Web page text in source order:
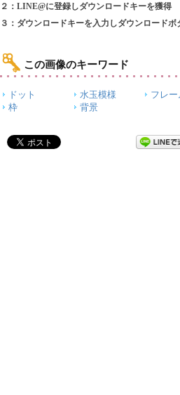
２：LINE@に登録しダウンロードキーを獲得
３：ダウンロードキーを入力しダウンロードボ
この画像のキーワード
ドット 水玉模様 フレー
枠
背景